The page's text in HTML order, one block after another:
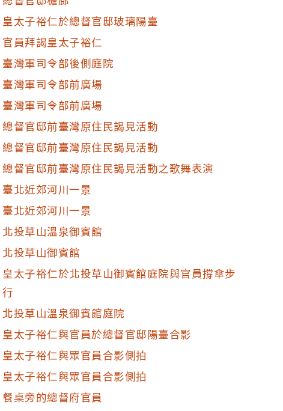
皇太子裕仁於總督官邸玻璃陽臺
官員拜謁皇太子裕仁
臺灣軍司令部後側庭院
臺灣軍司令部前廣場
臺灣軍司令部前廣場
總督官邸前臺灣原住民謁見活動
總督官邸前臺灣原住民謁見活動
總督官邸前臺灣原住民謁見活動之歌舞表演
臺北近郊河川一景
臺北近郊河川一景
北投草山溫泉御賓館
北投草山御賓館
皇太子裕仁於北投草山御賓館庭院與官員撐傘步
行
北投草山溫泉御賓館庭院
皇太子裕仁與官員於總督官邸陽臺合影
皇太子裕仁與眾官員合影側拍
皇太子裕仁與眾官員合影側拍
餐桌旁的總督府官員